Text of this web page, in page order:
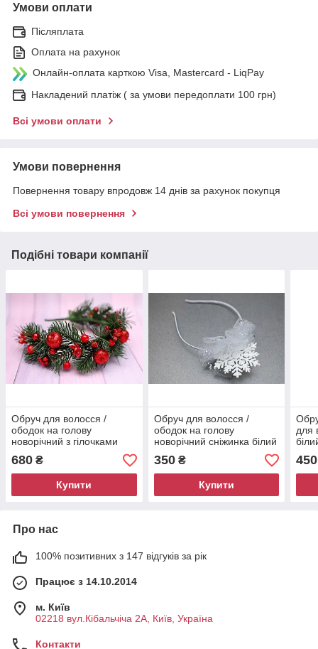
Умови оплати
Післяплата
Оплата на рахунок
Онлайн-оплата карткою Visa, Mastercard - LiqPay
Накладений платіж ( за умови передоплати 100 грн)
Всі умови оплати
Умови повернення
Повернення товару впродовж 14 днів за рахунок покупця
Всі умови повернення
Подібні товари компанії
Обруч для волосся /
ободок на голову
новорічний з гілочками
ялинки червоний 774
680 ₴
Купити
Обруч для волосся /
ободок на голову
новорічний сніжинка білий
677
350₴
Купити
для
450
Про нас
100% позитивних з 147 відгуків за рік
Працює з 14.10.2014
м. Київ
02218 вул.Кібальчіча 2А, Київ, Україна
Контакти